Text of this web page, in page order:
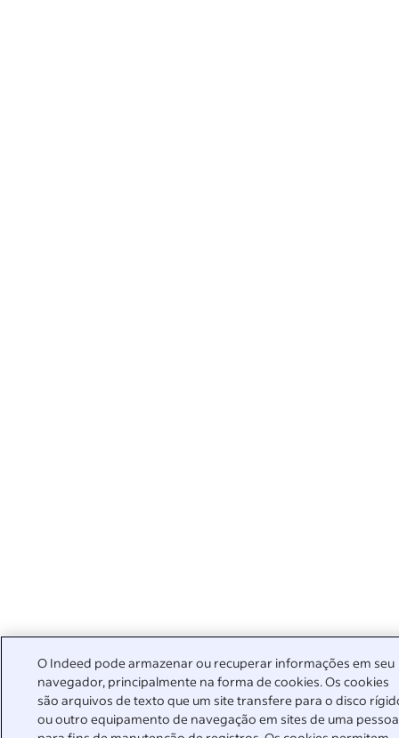
O Indeed pode armazenar ou recuperar informações em seu
navegador, principalmente na forma de cookies. Os cookies
são arquivos de texto que um site transfere para o disco
ou outro equipamento de navegação em sites de uma pessoa